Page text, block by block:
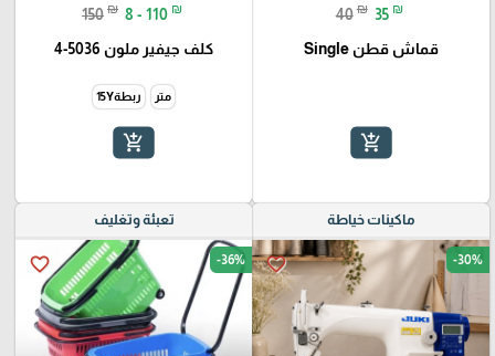
40 ₪ 35 ₪
قماش قطن Single
add_shopping_cart
150 ₪ 8 - 110 ₪
كلف جيفير ملون 5036-4
متر ربطة15Y
add_shopping_cart
ماكينات خياطة
favorite_border -30%
تعبئة وتغليف
favorite_border -36%